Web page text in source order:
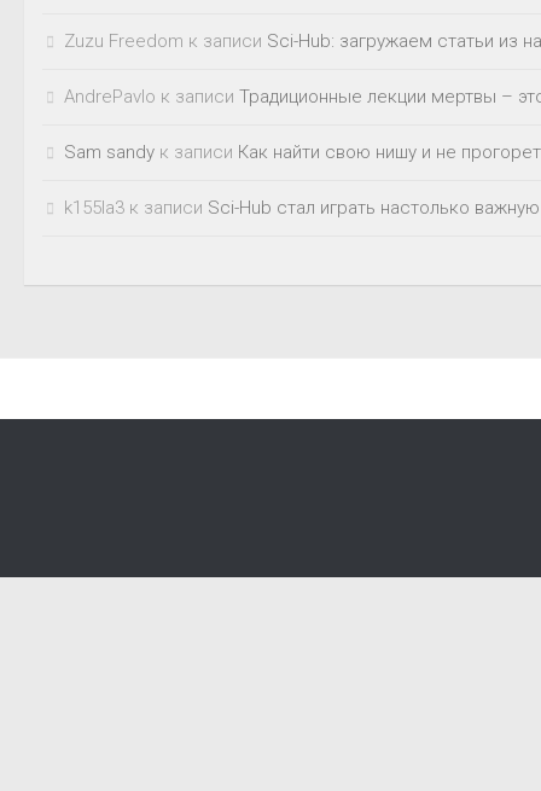
Zuzu Freedom к записи Sci-Hub: загружаем статьи из
AndrePavlo к записи Традиционные лекции мертвы –
Sam sandy к записи Как найти свою нишу и не
k155la3 к записи Sci-Hub стал играть настолько